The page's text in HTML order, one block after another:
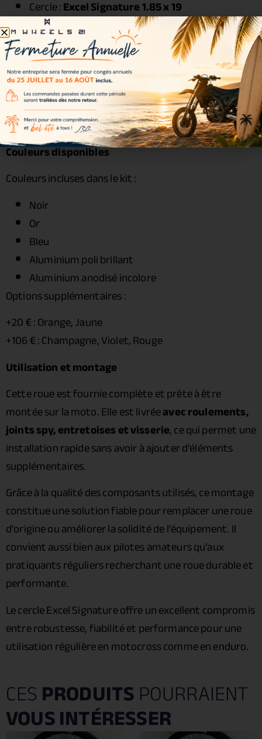
Cercle :Excel Signature 1.85 x 19
Moyeu : Haan Wheels
Rayons : acier zingué
Écrous : acier renforcé
Roulements : inclus
Joints spy : inclus
Entretoises : incluses
Visserie : incluse
Couleurs disponibles
Couleurs incluses dans le kit :
Noir
Or
Bleu
Aluminium poli brillant
Aluminium anodisé incolore
Options supplémentaires :
+20 € : Orange, Jaune
+106 € : Champagne, Violet, Rouge
Utilisation et montage
Cette roue est fournie complète et prête à être
montée sur la moto. Elle est livréeavec roulements,
joints spy, entretoises et visserie, ce qui permet une
installation rapide sans avoir à ajouter d’éléments
supplémentaires.
Grâce à la qualité des composants utilisés, ce montage
constitue une solution fiable pour remplacer une roue
d’origine ou améliorer la solidité de l’équipement. Il
convient aussi bien aux pilotes amateurs qu’aux
pratiquants réguliers recherchant une roue durable et
performante.
Le cercle Excel Signature offre un excellent compromis
entre robustesse, fiabilité et performance pour une
utilisation régulière en motocross comme en enduro.
CESPRODUITSPOURRAIENT
VOUS INTÉRESSER